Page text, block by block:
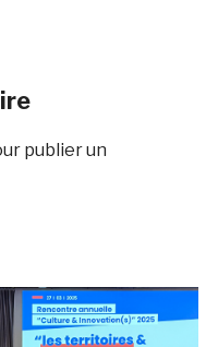
publier un